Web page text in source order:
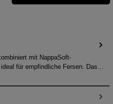
mit NappaSoft-
für empfindliche Fersen. Das…